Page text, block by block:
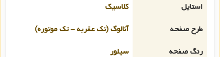
استایل
کلاسیک
طرح صفحه
آنالوگ (تک عقربه – تک موتوره)
رنگ صفحه
سیلور